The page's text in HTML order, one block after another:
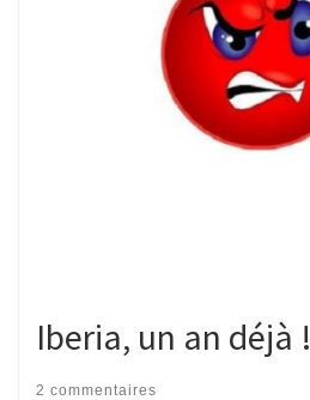
Iberia, un an déjà !
2 commentaires